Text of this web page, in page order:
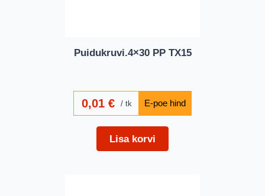
Puidukruvi.4×30 PP TX15
0,01€ tk
Lisa korvi